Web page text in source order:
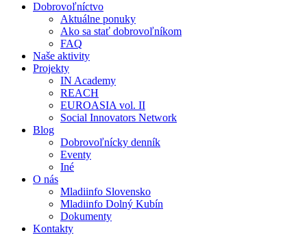
Dobrovoľníctvo
Aktuálne ponuky
Ako sa stať dobrovoľníkom
FAQ
Naše aktivity
Projekty
IN Academy
REACH
EUROASIA vol. II
Social Innovators Network
Blog
Dobrovoľnícky denník
Eventy
Iné
O nás
Mladiinfo Slovensko
Mladiinfo Dolný Kubín
Dokumenty
Kontakty